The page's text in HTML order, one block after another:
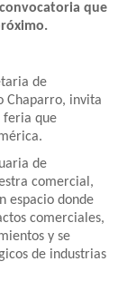
que
de
Chaparro, invita
feria que
de
comercial,
espacio donde
comerciales,
y se
de industrias